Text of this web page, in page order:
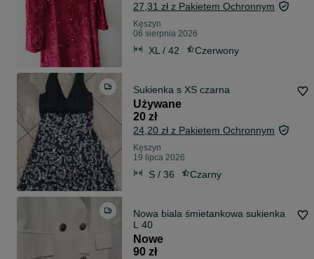
27,31 zł z Pakietem Ochronnym
Kęszyn
06 sierpnia 2026
XL / 42 Czerwony
Sukienka s XS czarna
Używane
20 zł
24,20 zł z Pakietem Ochronnym
Kęszyn
19 lipca 2026
S / 36 Czarny
Nowa biala śmietankowa sukienka
L 40
Nowe
90 zł